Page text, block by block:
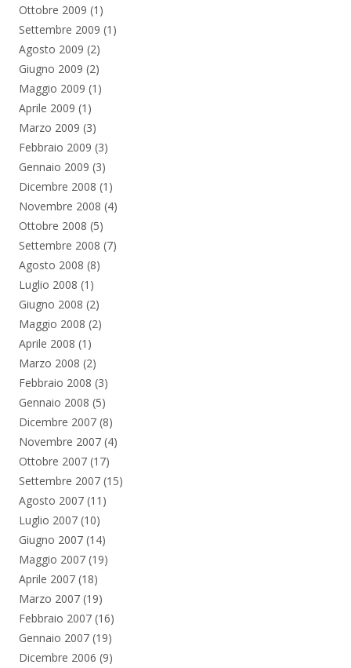
Ottobre 2009 (1)
Settembre 2009 (1)
Agosto 2009 (2)
Giugno 2009 (2)
Maggio 2009 (1)
Aprile 2009 (1)
Marzo 2009 (3)
Febbraio 2009 (3)
Gennaio 2009 (3)
Dicembre 2008 (1)
Novembre 2008 (4)
Ottobre 2008 (5)
Settembre 2008 (7)
Agosto 2008 (8)
Luglio 2008 (1)
Giugno 2008 (2)
Maggio 2008 (2)
Aprile 2008 (1)
Marzo 2008 (2)
Febbraio 2008 (3)
Gennaio 2008 (5)
Dicembre 2007 (8)
Novembre 2007 (4)
Ottobre 2007 (17)
Settembre 2007 (15)
Agosto 2007 (11)
Luglio 2007 (10)
Giugno 2007 (14)
Maggio 2007 (19)
Aprile 2007 (18)
Marzo 2007 (19)
Febbraio 2007 (16)
Gennaio 2007 (19)
Dicembre 2006 (9)